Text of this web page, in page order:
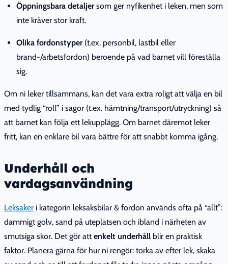
Öppningsbara detaljersom ger nyfikenhet i leken, men som
inte kräver stor kraft.
Olika fordonstyper(t.ex. personbil, lastbil eller
brand-/arbetsfordon) beroende på vad barnet vill föreställa
sig.
Om ni leker tillsammans, kan det vara extra roligt att välja en bil
med tydlig “roll” i sagor (t.ex. hämtning/transport/utryckning) så
att barnet kan följa ett lekupplägg. Om barnet däremot leker
fritt, kan en enklare bil vara bättre för att snabbt komma igång.
Underhåll och
vardagsanvändning
Leksaker i kategorin leksaksbilar & fordon används ofta på “allt”:
dammigt golv, sand på uteplatsen och ibland i närheten av
smutsiga skor. Det gör attenkelt underhåll blir en praktisk
faktor. Planera gärna för hur ni rengör: torka av efter lek, skaka